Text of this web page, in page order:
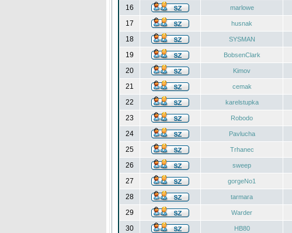
16
marlowe
17
husnak
18
SYSMAN
19
BobsenClark
20
Kimov
21
cemak
22
karelstupka
23
Robodo
24
Pavlucha
25
Trhanec
26
sweep
27
gorgeNo1
28
tarmara
29
Warder
30
HB80